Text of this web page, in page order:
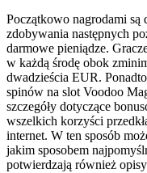
Początkowo nagrodami są
zdobywania następnych
darmowe pieniądze.
w każdą środę obok
dwadzieścia EUR.
spinów na slot Voodoo
szczegóły dotyczące
wszelkich korzyści
internet. W ten sposób
jakim sposobem
potwierdzają również